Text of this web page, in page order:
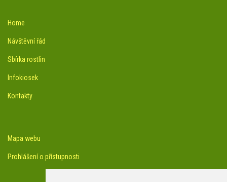
Home
Návštěvní řád
Sbírka rostlin
Infokiosek
Kontakty
Mapa webu
Prohlášení o přístupnosti